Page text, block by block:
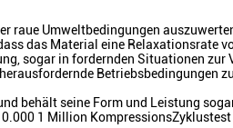
Umweltbedingungen
das Material eine Relaxationsrate
sogar in fordernden Situationen
Betriebsbedingungen
behält seine Form und Leistung
1 Million